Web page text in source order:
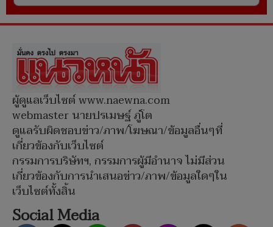
ผู้ดูแลเว็บไซต์ www.naewna.com
webmaster นายปรเมษฐ์ ภู่โต
ดูแลรับผิดชอบข่าว/ภาพ/โฆษณา/ข้อมูลอื่นๆที่
เกี่ยวข้องกับเว็บไซต์
กรรมการบริษัทฯ, กรรมการผู้มีอำนาจ ไม่มีส่วน
เกี่ยวข้องกับการนำเสนอข่าว/ภาพ/ข้อมูลใดๆใน
เว็บไซต์ทั้งสิ้น
Social Media